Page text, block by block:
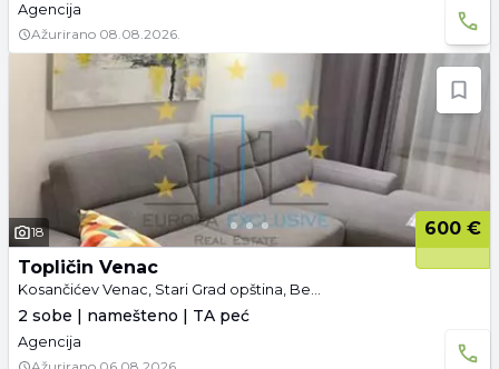
Agencija
Ažurirano 08.08.2026.
18
600 €
Topličin Venac
Kosančićev Venac, Stari Grad opština, Beograd
2 sobe | namešteno | TA peć
Agencija